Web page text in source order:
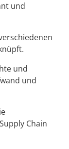
und
und
und
Chain